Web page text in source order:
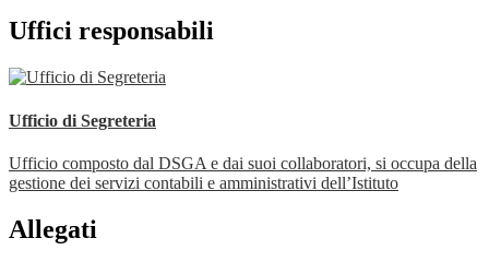
Uffici responsabili
Ufficio di Segreteria
Ufficio composto dal DSGA e dai suoi collaboratori, si occupa della
gestione dei servizi contabili e amministrativi dell’Istituto
Allegati